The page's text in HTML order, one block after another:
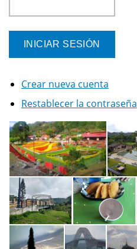
Crear nueva cuenta
Restablecer la contraseña